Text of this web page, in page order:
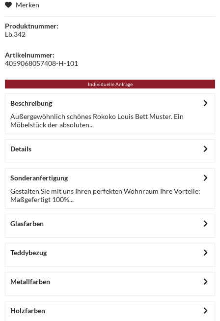
Merken
Produktnummer:
Lb.342
Artikelnummer:
4059068057408-H-101
Individuelle Anfrage
Beschreibung
Außergewöhnlich schönes Rokoko Louis Bett Muster. Ein
Möbelstück der absoluten...
Details
Sonderanfertigung
Gestalten Sie mit uns Ihren perfekten Wohnraum Ihre Vorteile:
Maßgefertigt 100%...
Glasfarben
Teddybezug
Metallfarben
Holzfarben